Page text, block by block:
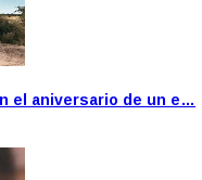
el aniversario de un e…